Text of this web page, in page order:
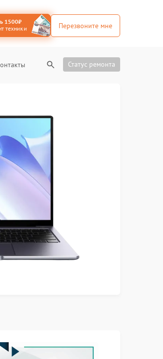
1500₽
техники
Перезвоните мне
Статус ремонта